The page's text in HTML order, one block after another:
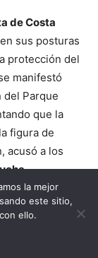
de Costa
sus posturas
protección del
manifestó
del Parque
que la
figura de
acusó a los
lo sitúa en
una vida de
Medio
la mejor
este sitio,
ello.